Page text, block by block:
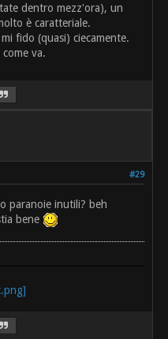
dentro mezz'ora), un
è caratteriale.
fido (quasi) ciecamente.
va.
#29
paranoie inutili? beh
bene